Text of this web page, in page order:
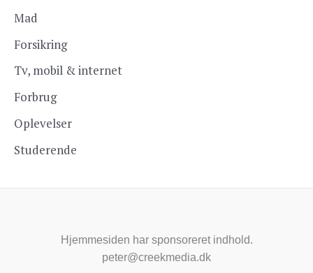
Mad
Forsikring
Tv, mobil & internet
Forbrug
Oplevelser
Studerende
Hjemmesiden har sponsoreret indhold.
peter@creekmedia.dk